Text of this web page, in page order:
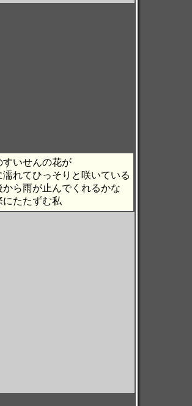
すいせんの花が
濡れてひっそりと咲いている
から雨が止んでくれるかな
にたたずむ私